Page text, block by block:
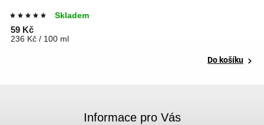
Skladem
59 Kč
236 Kč / 100 ml
Do košíku
Informace pro Vás